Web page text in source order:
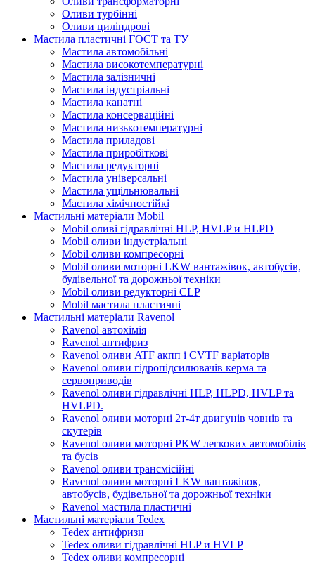
Оливи турбінні
Оливи циліндрові
Мастила пластичні ГОСТ та ТУ
Мастила автомобільні
Мастила високотемпературні
Мастила залізничні
Мастила індустріальні
Мастила канатні
Мастила консерваційні
Мастила низькотемпературні
Мастила приладові
Мастила приробіткові
Мастила редукторні
Мастила універсальні
Мастила ущільнювальні
Мастила хімічностійкі
Мастильні матеріали Mobil
Mobil оливі гідравлічні HLP, HVLP и HLPD
Mobil оливи індустріальні
Mobil оливи компресорні
Mobil оливи моторні LKW вантажівок, автобусів,
будівельної та дорожньої техніки
Mobil оливи редукторні CLP
Mobil мастила пластичні
Мастильні матеріали Ravenol
Ravenol автохімія
Ravenol антифриз
Ravenol оливи ATF акпп і CVTF варіаторів
Ravenol оливи гідропідсилювачів керма та
сервоприводів
Ravenol оливи гідравлічні HLP, HLPD, HVLP та
HVLPD.
Ravenol оливи моторні 2т-4т двигунів човнів та
скутерів
Ravenol оливи моторні PKW легкових автомобілів
та бусів
Ravenol оливи трансмісійні
Ravenol оливи моторні LKW вантажівок,
автобусів, будівельної та дорожньої техніки
Ravenol мастила пластичні
Мастильні матеріали Tedex
Tedex антифризи
Tedex оливи гідравлічні HLP и HVLP
Tedex оливи компресорні